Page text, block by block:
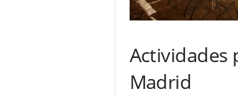
Actividades
Madrid